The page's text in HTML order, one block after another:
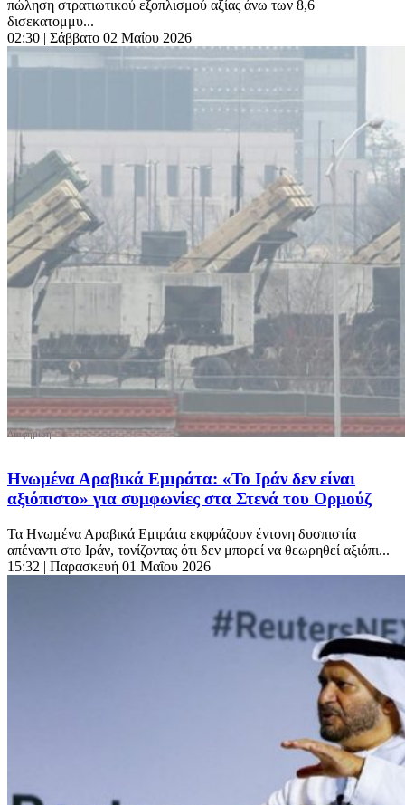
πώληση στρατιωτικού εξοπλισμού αξίας άνω των 8,6
δισεκατομμυ...
02:30 | Σάββατο 02 Μαΐου 2026
Ηνωμένα Αραβικά Εμιράτα: «Το Ιράν δεν είναι
αξιόπιστο» για συμφωνίες στα Στενά του Ορμούζ
Τα Ηνωμένα Αραβικά Εμιράτα εκφράζουν έντονη δυσπιστία
απέναντι στο Ιράν, τονίζοντας ότι δεν μπορεί να θεωρηθεί αξιόπι...
15:32 | Παρασκευή 01 Μαΐου 2026